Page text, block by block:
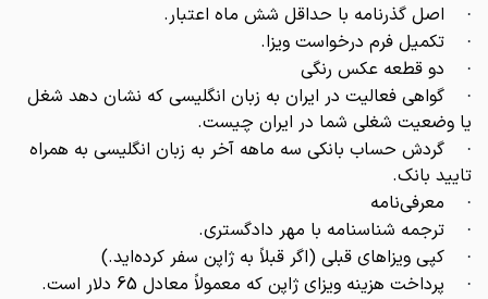
· اصل گذرنامه با حداقل شش ماه اعتبار.
· تکمیل فرم درخواست ویزا.
· دو قطعه عکس رنگی
·
گواهی فعالیت در ایران به زبان انگلیسی که نشان دهد شغل
یا وضعیت شغلی شما در ایران چیست.
·
گردش حساب بانکی سه ماهه آخر به زبان انگلیسی به همراه
تایید بانک.
· معرفی‌نامه
· ترجمه شناسنامه با مهر دادگستری.
· کپی ویزاهای قبلی (اگر قبلاً به ژاپن سفر کرده‌اید.)
·
پرداخت هزینه ویزای ژاپن که معمولاً معادل 65 دلار است.